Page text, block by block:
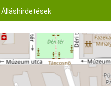
Álláshirdetések